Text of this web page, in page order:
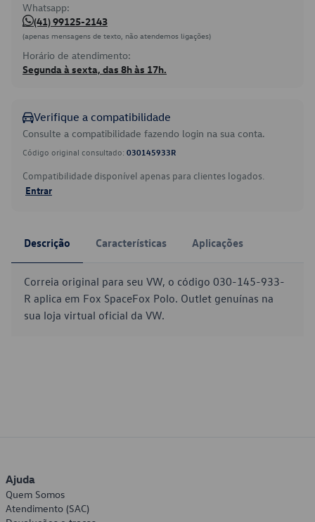
Whatsapp:
(41) 99125-2143
(apenas mensagens de texto, não atendemos ligações)
Horário de atendimento:
Segunda à sexta, das 8h às 17h.
Verifique a compatibilidade
Consulte a compatibilidade fazendo login na sua conta.
Código original consultado: 030145933R
Compatibilidade disponível apenas para clientes logados.
Entrar
Descrição Características Aplicações
Correia original para seu VW, o código 030-145-933-
R aplica em Fox SpaceFox Polo. Outlet genuínas na
sua loja virtual oficial da VW.
Ajuda
Quem Somos
Atendimento (SAC)